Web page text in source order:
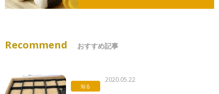
Recommend おすすめ記事
知る
2020.05.22